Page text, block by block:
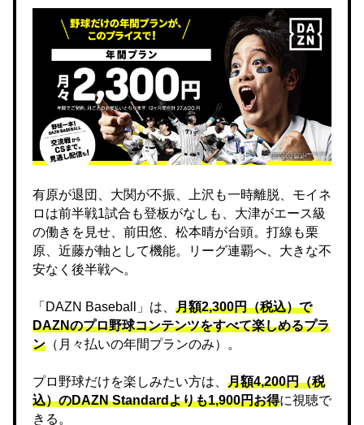
有原が退団、大関が不振、上沢も一時離脱、モイネ
ロは前半戦1試合も登板がなしも、大津がエース級
の働きを見せ、前田悠、松本晴が台頭。打線も栗
原、近藤が軸として機能。リーグ連覇へ、大きな不
安なく後半戦へ。
「DAZN Baseball」は、 月額2,300円（税込）で
DAZNのプロ野球コンテンツをすべて楽しめるプラ
ン （月々払いの年間プランのみ）。
プロ野球だけを楽しみたい方は、 月額4,200円（税
込）のDAZN Standard​よりも1,900円お得に視聴で
きる。